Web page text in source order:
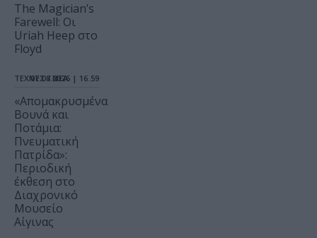
The Magician’s
Farewell: Οι
Uriah Heep στο
Floyd
ΤΕΧΝΕΣ / ΝΕΑ
07.08.2026 | 16.59
«Απομακρυσμένα
Βουνά και
Ποτάμια:
Πνευματική
Πατρίδα»:
Περιοδική
έκθεση στο
Διαχρονικό
Μουσείο
Αίγινας